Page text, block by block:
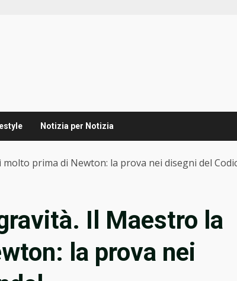
Notizia per Notizia
prima di Newton: la prova nei disegni del
Il Maestro la
la prova nei